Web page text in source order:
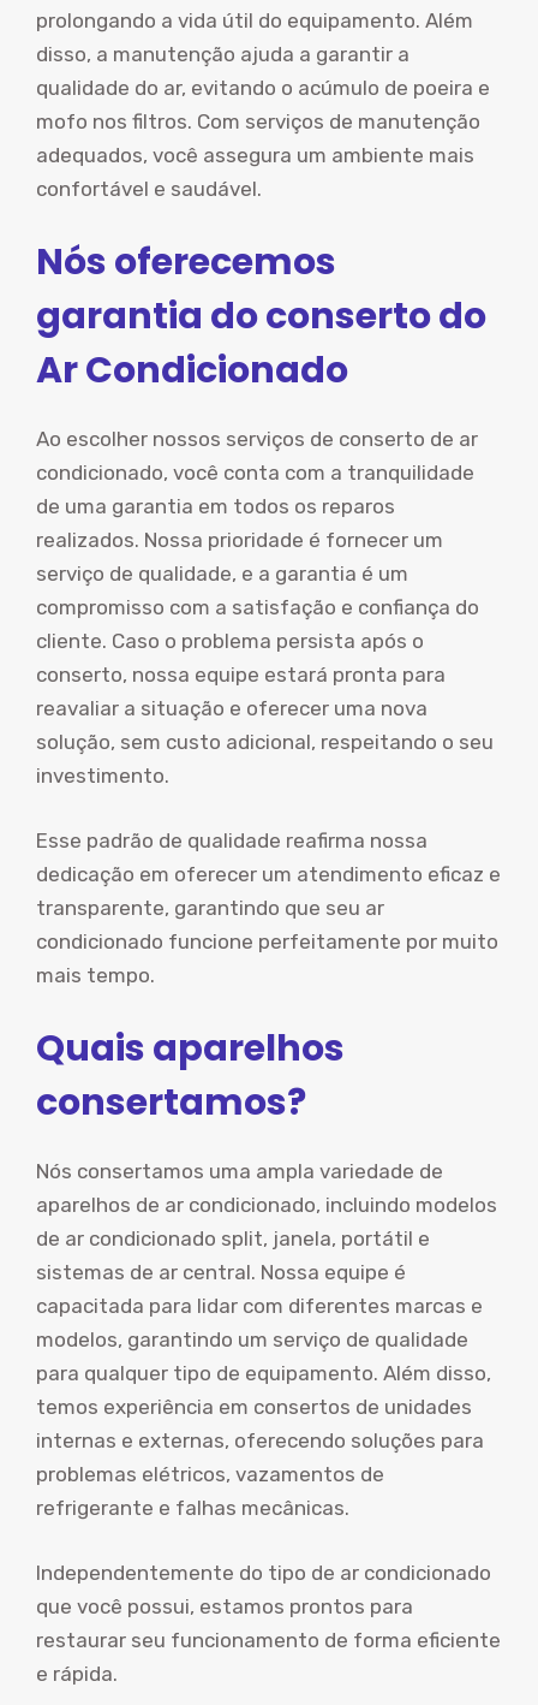
prolongando a vida útil do equipamento. Além
disso, a manutenção ajuda a garantir a
qualidade do ar, evitando o acúmulo de poeira e
mofo nos filtros. Com serviços de manutenção
adequados, você assegura um ambiente mais
confortável e saudável.
Nós oferecemos
garantia do conserto do
Ar Condicionado
Ao escolher nossos serviços de conserto de ar
condicionado, você conta com a tranquilidade
de uma garantia em todos os reparos
realizados. Nossa prioridade é fornecer um
serviço de qualidade, e a garantia é um
compromisso com a satisfação e confiança do
cliente. Caso o problema persista após o
conserto, nossa equipe estará pronta para
reavaliar a situação e oferecer uma nova
solução, sem custo adicional, respeitando o seu
investimento.
Esse padrão de qualidade reafirma nossa
dedicação em oferecer um atendimento eficaz e
transparente, garantindo que seu ar
condicionado funcione perfeitamente por muito
mais tempo.
Quais aparelhos
consertamos?
Nós consertamos uma ampla variedade de
aparelhos de ar condicionado, incluindo modelos
de ar condicionado split, janela, portátil e
sistemas de ar central. Nossa equipe é
capacitada para lidar com diferentes marcas e
modelos, garantindo um serviço de qualidade
para qualquer tipo de equipamento. Além disso,
temos experiência em consertos de unidades
internas e externas, oferecendo soluções para
problemas elétricos, vazamentos de
refrigerante e falhas mecânicas.
Independentemente do tipo de ar condicionado
que você possui, estamos prontos para
restaurar seu funcionamento de forma eficiente
e rápida.